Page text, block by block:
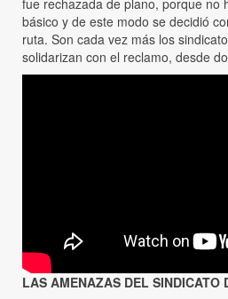
fue rechazada de plano, porque no
básico y de este modo se decidió
ruta. Son cada vez más los
solidarizan con el reclamo, desde
LAS AMENAZAS DEL SINDICATO